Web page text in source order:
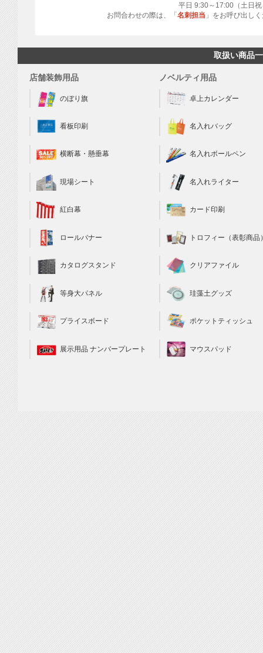
平日 9:30～17:00（土日
お問合わせの際は、「名刺担当 」をお呼び出し
取扱い商品
店舗装飾用品
のぼり旗
看板印刷
横断幕・懸垂幕
現場シート
紅白幕
ロールバナー
カタログスタンド
等身大パネル
プライスボード
展示用品 ナンバープレート
ノベルティ用品
卓上カレンダー
名入れバッグ
名入れボールペン
名入れライター
カード印刷
トロフィー（表彰商品
クリアファイル
珪藻土グッズ
ポケットティッシュ
マウスパッド